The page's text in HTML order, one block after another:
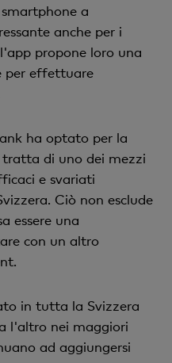
a
anche per i
propone loro una
per effettuare
ha optato per la
tratta di uno dei mezzi
e svariati
Ciò non esclude
essere una
con un altro
in tutta la Svizzera
l'altro nei maggiori
ad aggiungersi